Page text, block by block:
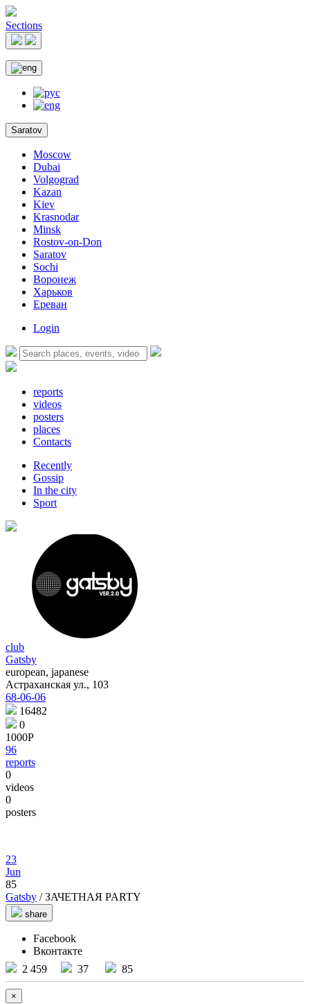
Sections
Saratov
Moscow
Dubai
Volgograd
Kazan
Kiev
Krasnodar
Minsk
Rostov-on-Don
Saratov
Sochi
Воронеж
Харьков
Ереван
Login
reports
videos
posters
places
Contacts
Recently
Gossip
In the city
Sport
club
Gatsby
european, japanese
Астраханская ул., 103
68-06-06
16482
0
1000Р
96
reports
0
videos
0
posters
23
Jun
85
Gatsby / ЗАЧЕТНАЯ PARTY
share
Facebook
Вконтакте
2 459
37 85
×